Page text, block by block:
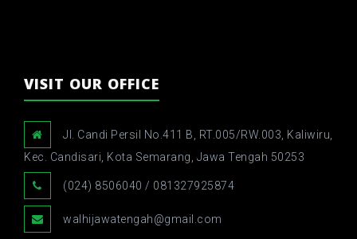
VISIT OUR OFFICE
Jl. Candi Persil No.411 B, RT.005/RW.003, Kaliwiru,
Kec. Candisari, Kota Semarang, Jawa Tengah 50253
(024) 8506040 / 081327925874
walhijawatengah@gmail.com